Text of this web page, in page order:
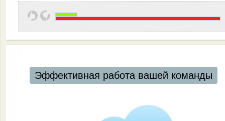
Эффективная работа вашей команды